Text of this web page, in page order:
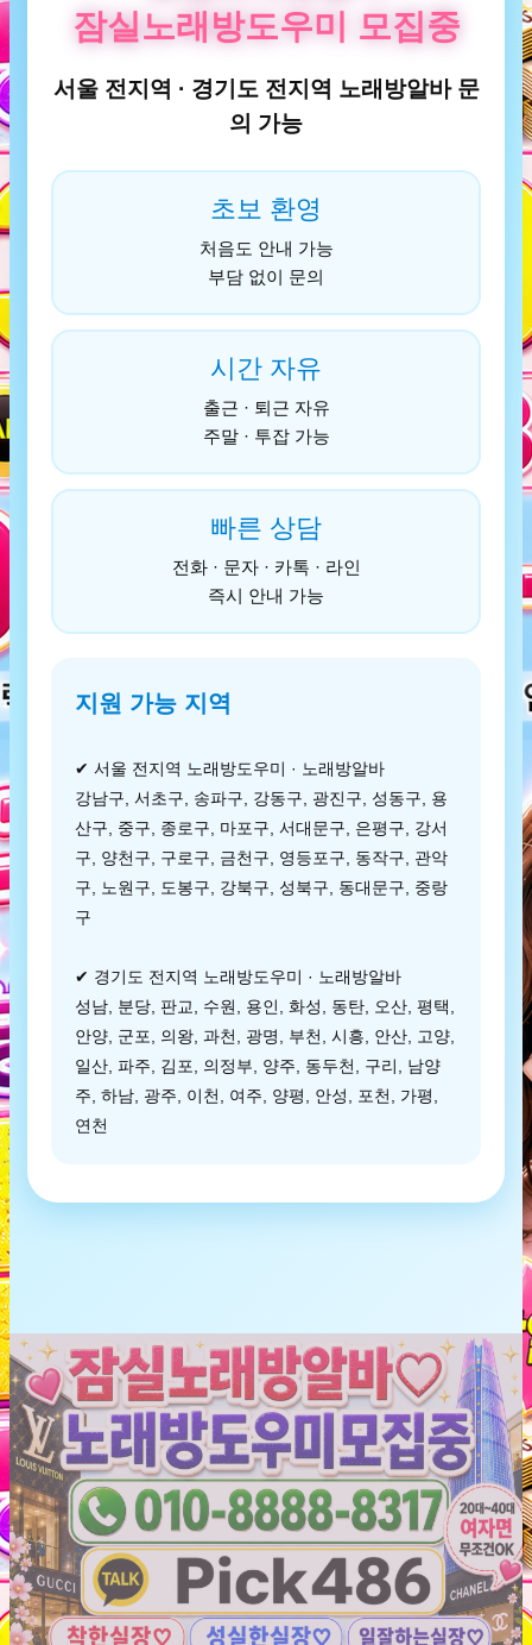
잠실노래방도우미 모집중
서울 전지역 · 경기도 전지역 노래방알바 문
의 가능
초보 환영
처음도 안내 가능
부담 없이 문의
시간 자유
출근 · 퇴근 자유
주말 · 투잡 가능
빠른 상담
전화 · 문자 · 카톡 · 라인
즉시 안내 가능
지원 가능 지역
✔ 서울 전지역 노래방도우미 · 노래방알바
강남구, 서초구, 송파구, 강동구, 광진구, 성동구, 용
산구, 중구, 종로구, 마포구, 서대문구, 은평구, 강서
구, 양천구, 구로구, 금천구, 영등포구, 동작구, 관악
구, 노원구, 도봉구, 강북구, 성북구, 동대문구, 중랑
구
✔ 경기도 전지역 노래방도우미 · 노래방알바
성남, 분당, 판교, 수원, 용인, 화성, 동탄, 오산, 평택,
안양, 군포, 의왕, 과천, 광명, 부천, 시흥, 안산, 고양,
일산, 파주, 김포, 의정부, 양주, 동두천, 구리, 남양
주, 하남, 광주, 이천, 여주, 양평, 안성, 포천, 가평,
연천